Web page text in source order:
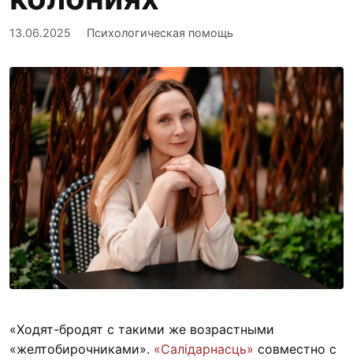
13.06.2025 Психологическая помощь
«Ходят-бродят с такими же возрастными
«желтобирочниками». «Салідарнасць» совместно с